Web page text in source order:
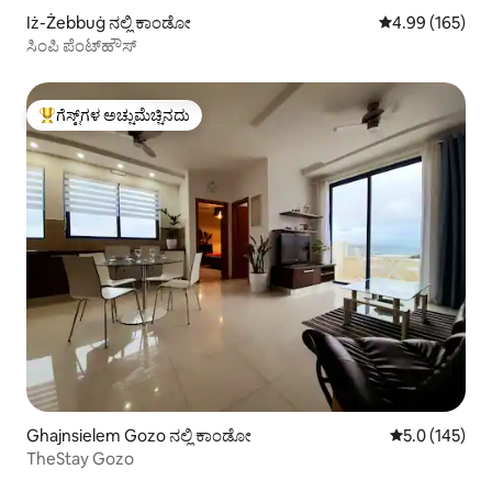
Iż-Żebbuġ ನಲ್ಲಿ ಕಾಂಡೋ 5 ರಲ್ಲಿ 4.99
4.99 (165)
ಸಿಂಪಿ ಪೆಂಟ್‌ಹೌಸ್
ಗೆಸ್ಟ್‌ಗಳಿಗೆ ಅತಿ ಹೆಚ್ಚು ಅಚ್ಚುಮೆಚ್ಚಿನದು
ಗೆಸ್ಟ್‌ಗಳ ಅಚ್ಚುಮೆಚ್ಚಿನದು
Ghajnsielem Gozo ನಲ್ಲಿ ಕಾಂಡೋ 5 ರಲ್ಲಿ 5.0
5.0 (145)
TheStay Gozo